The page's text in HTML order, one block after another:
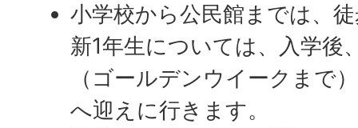
小学校から公民館までは、
新1年生については、入学後
（ゴールデンウイークまで
へ迎えに行きます。